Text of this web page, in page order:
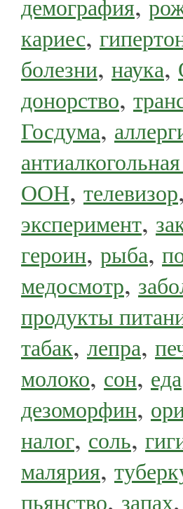
демография
кариес,
болезни, наука,
донорство,
Госдума,
ООН, телевизор,
эксперимент,
героин, рыба,
медосмотр,
продукты
табак, лепра,
молоко, сон, еда
дезоморфин,
налог, соль,
малярия,
пьянство, запах,